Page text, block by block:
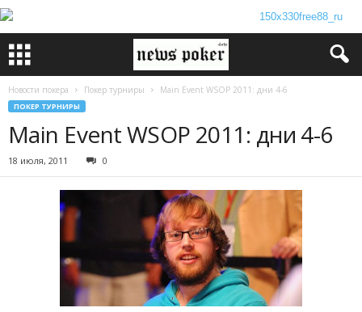
Новости покера Покер турниры Main Event WSOP 2011: дни 4-6
ПОКЕР ТУРНИРЫ
Main Event WSOP 2011: дни 4-6
18 июля, 2011 0